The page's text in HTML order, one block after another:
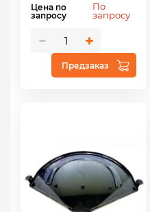
Цена по
запросу
По
запросу
Предзаказ